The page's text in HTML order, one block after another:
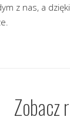
z nas, a
Zobacz